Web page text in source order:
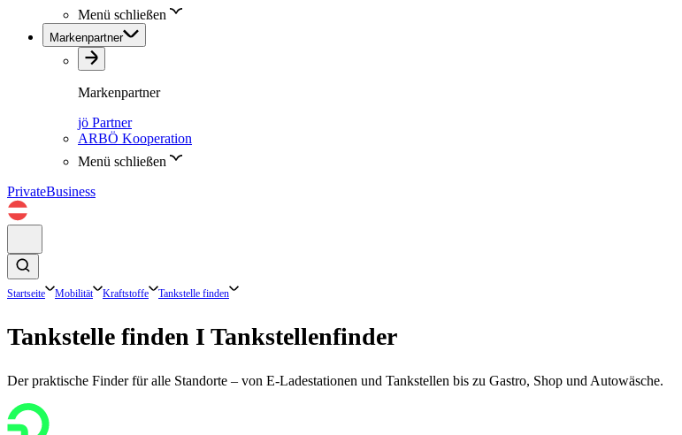
Menü schließen
Markenpartner
Markenpartner
jö Partner
ARBÖ Kooperation
Menü schließen
PrivateBusiness
Startseite Mobilität Kraftstoffe Tankstelle finden
Tankstelle finden I Tankstellenfinder
Der praktische Finder für alle Standorte – von E-Ladestationen und Tankstellen bis zu Gastro, Shop und Autowäsche.